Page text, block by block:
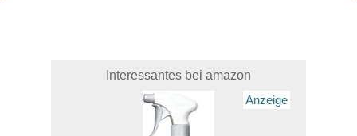
Interessantes bei amazon
Anzeige